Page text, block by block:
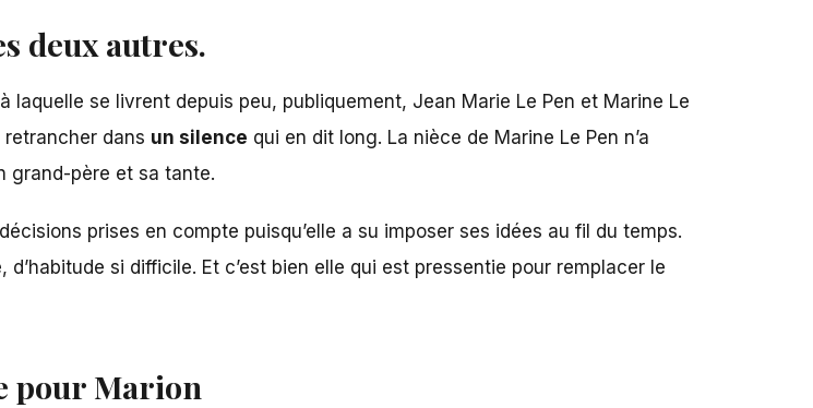
deux autres.
se livrent depuis peu, publiquement, Jean Marie Le Pen et Marine Le
retrancher dans un silence qui en dit long. La nièce de Marine Le Pen n’a
grand-père et sa tante.
prises en compte puisqu’elle a su imposer ses idées au fil du temps.
si difficile. Et c’est bien elle qui est pressentie pour remplacer le
pour Marion